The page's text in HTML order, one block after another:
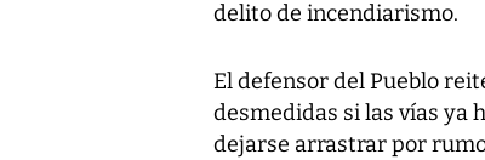
delito de incendiarismo.
El defensor del Pueblo
desmedidas si las vías ya
dejarse arrastrar por